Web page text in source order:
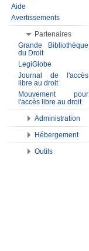
Aide
Avertissements
Partenaires
Grande Bibliothèque
du Droit
LegiGlobe
Journal de l'accès
libre au droit
Mouvement pour
l'accès libre au droit
Administration
Hébergement
Outils